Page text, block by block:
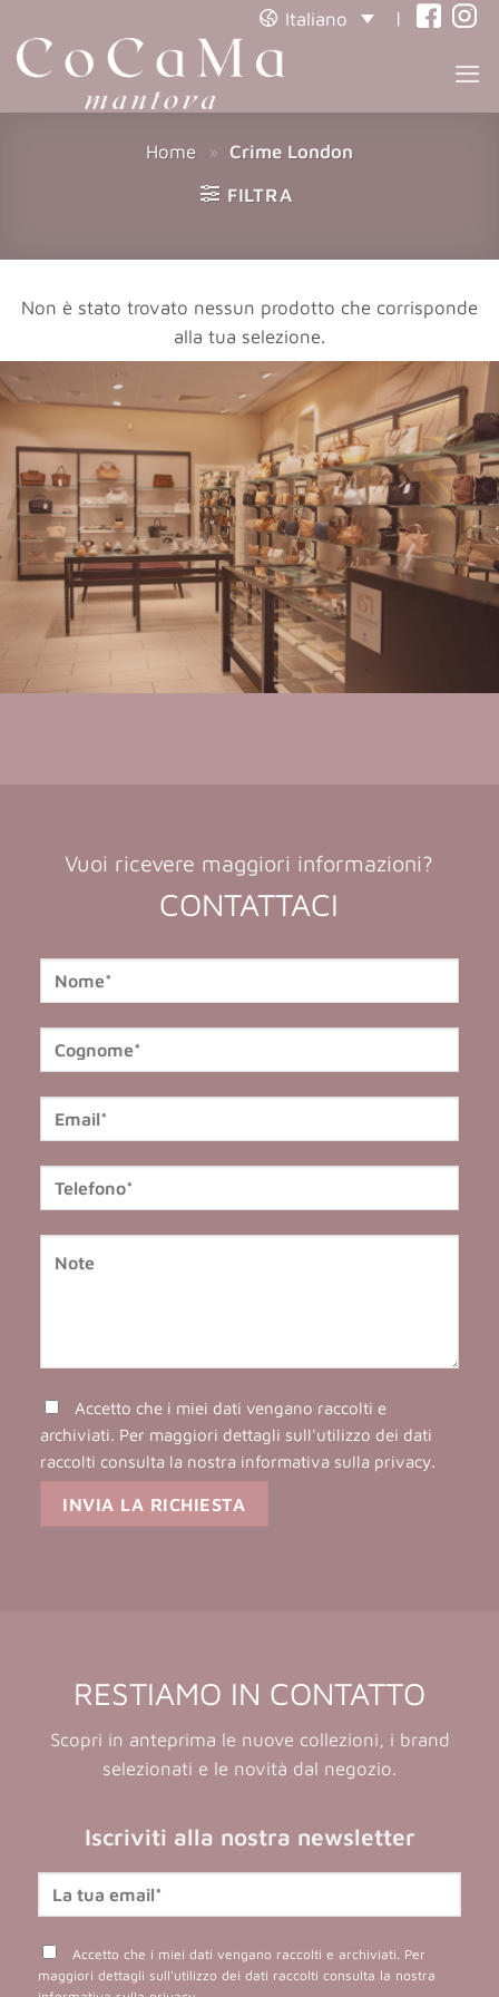
Italiano
|
in
Home » Crime London
FILTRA
Non è stato trovato nessun prodotto che corrisponde
alla tua selezione.
Vuoi ricevere maggiori informazioni?
CONTATTACI
Accetto che i miei dati vengano raccolti e
archiviati. Per maggiori dettagli sull'utilizzo dei dati
raccolti consulta la nostra informativa sulla privacy.
RESTIAMO IN CONTATTO
Scopri in anteprima le nuove collezioni, i brand
selezionati e le novità dal negozio.
Iscriviti alla nostra newsletter
Accetto che i miei dati vengano raccolti e archiviati. Per
maggiori dettagli sull'utilizzo dei dati raccolti consulta la nostra